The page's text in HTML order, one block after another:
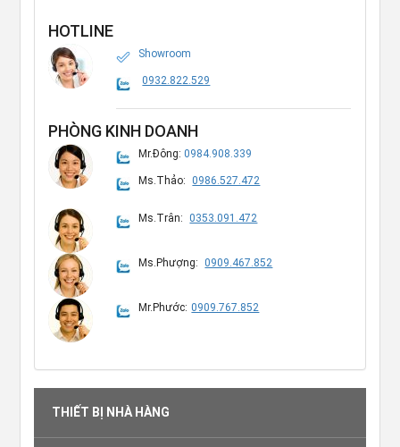
HOTLINE
Showroom
0932.822.529
PHÒNG KINH DOANH
Mr.Đông:0984.908.339
Ms.Thảo: 0986.527.472
Ms.Trân: 0353.091.472
Ms.Phượng: 0909.467.852
Mr.Phước: 0909.767.852
THIẾT BỊ NHÀ HÀNG